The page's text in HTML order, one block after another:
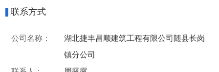
联系方式
公司名称：
湖北捷丰昌顺建筑工程有限公司随县长岗
镇分公司